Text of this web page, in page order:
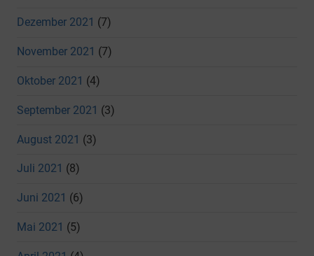
Dezember 2021 (7)
November 2021 (7)
Oktober 2021 (4)
September 2021 (3)
August 2021 (3)
Juli 2021 (8)
Juni 2021 (6)
Mai 2021 (5)